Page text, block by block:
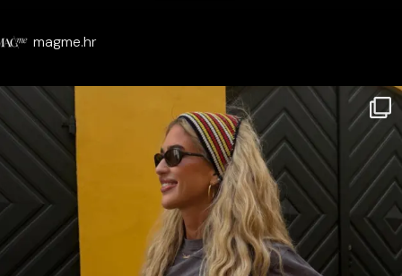
magme.hr